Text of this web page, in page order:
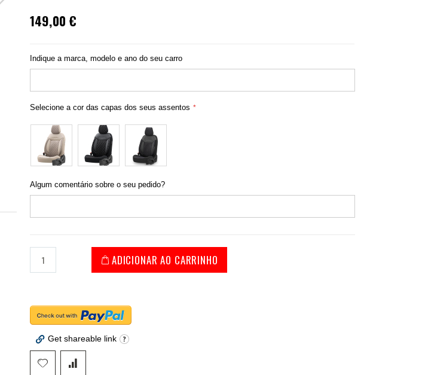
149,00 €
Indique a marca, modelo e ano do seu carro
Selecione a cor das capas dos seus assentos
Algum comentário sobre o seu pedido?
ADICIONAR AO CARRINHO
Get shareable link